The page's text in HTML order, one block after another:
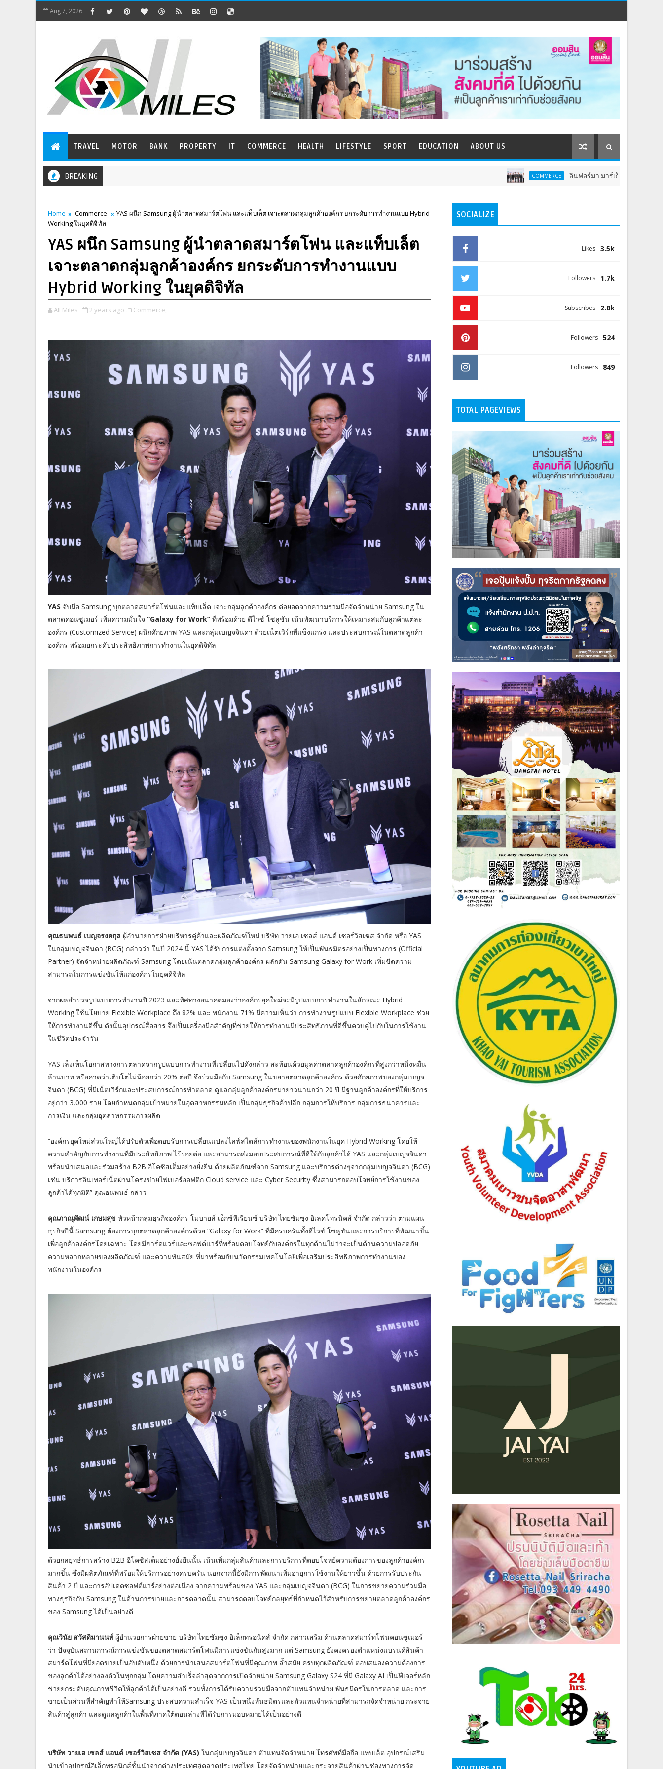
Aug 7, 2026
TRAVEL MOTOR BANK PROPERTY IT COMMERCE HEALTH LIFESTYLE SPORT EDUCATION ABOUT US
BREAKING COMMERCE อินฟอร์มา มาร์เก็ตส์ ผนึกเครือข่ายธุรกิจท่องเที่
Home Commerce
YAS ผนึก Samsung ผู้นำตลาดสมาร์ตโฟน และแท็บเล็ต เจาะตลาดกลุ่มลูกค้าองค์กร ยกระดับการทำงานแบบ Hybrid
Working ในยุคดิจิทัล
YAS ผนึก Samsung ผู้นำตลาดสมาร์ตโฟน และแท็บเล็ต
เจาะตลาดกลุ่มลูกค้าองค์กร ยกระดับการทำงานแบบ
Hybrid Working ในยุคดิจิทัล
All Miles 2 years ago Commerce,
YAS จับมือ Samsung บุกตลาดสมาร์ตโฟนและแท็บเล็ต เจาะกลุ่มลูกค้าองค์กร ต่อยอดจากความร่วมมือจัดจำหน่าย Samsung ใน
ตลาดคอนซูเมอร์ เพิ่มความมั่นใจ “Galaxy for Work” ที่พร้อมด้วย ดีไวซ์ โซลูชัน เน้นพัฒนาบริการให้เหมาะสมกับลูกค้าแต่ละ
องค์กร (Customized Service) ผนึกศักยภาพ YAS และกลุ่มเบญจจินดา ด้วยเน็ตเวิร์กที่แข็งแกร่ง และประสบการณ์ในตลาดลูกค้า
องค์กร พร้อมยกระดับประสิทธิภาพการทำงานในยุคดิจิทัล
คุณธนพนธ์ เบญจรงคกุล ผู้อำนวยการฝ่ายบริหารคู่ค้าและผลิตภัณฑ์ใหม่ บริษัท วายเอ เซลส์ แอนด์ เซอร์วิสเซส จำกัด หรือ YAS
ในกลุ่มเบญจจินดา (BCG) กล่าวว่า ในปี 2024 นี้ YAS ได้รับการแต่งตั้งจาก Samsung ให้เป็นพันธมิตรอย่างเป็นทางการ (Official
Partner) จัดจำหน่ายผลิตภัณฑ์ Samsung โดยเน้นตลาดกลุ่มลูกค้าองค์กร ผลักดัน Samsung Galaxy for Work เพิ่มขีดความ
สามารถในการแข่งขันให้แก่องค์กรในยุคดิจิทัล
จากผลสำรวจรูปแบบการทำงานปี 2023 และทิศทางอนาคตมองว่าองค์กรยุคใหม่จะมีรูปแบบการทำงานในลักษณะ Hybrid
Working ใช้นโยบาย Flexible Workplace ถึง 82% และ พนักงาน 71% มีความเห็นว่า การทำงานรูปแบบ Flexible Workplace ช่วย
ให้การทำงานดีขึ้น ดังนั้นอุปกรณ์สื่อสาร จึงเป็นเครื่องมือสำคัญที่ช่วยให้การทำงานมีประสิทธิภาพที่ดีขึ้นควบคู่ไปกับในการใช้งาน
ในชีวิตประจำวัน
YAS เล็งเห็นโอกาสทางการตลาดจากรูปแบบการทำงานที่เปลี่ยนไปดังกล่าว สะท้อนด้วยมูลค่าตลาดลูกค้าองค์กรที่สูงกว่าหนึ่งหมื่น
ล้านบาท หรือคาดว่าเติบโตไม่น้อยกว่า 20% ต่อปี จึงร่วมมือกับ Samsung ในขยายตลาดลูกค้าองค์กร ด้วยศักยภาพของกลุ่มเบญจ
จินดา (BCG) ที่มีเน็ตเวิร์กและประสบการณ์การทำตลาด ดูแลกลุ่มลูกค้าองค์กรมายาวนานกว่า 20 ปี มีฐานลูกค้าองค์กรที่ให้บริการ
อยู่กว่า 3,000 ราย โดยกำหนดกลุ่มเป้าหมายในอุตสาหกรรมหลัก เป็นกลุ่มธุรกิจค้าปลีก กลุ่มการให้บริการ กลุ่มการธนาคารและ
การเงิน และกลุ่มอุตสาหกรรมการผลิต
“องค์กรยุคใหม่ส่วนใหญ่ได้ปรับตัวเพื่อตอบรับการเปลี่ยนแปลงไลฟ์สไตล์การทำงานของพนักงานในยุค Hybrid Working โดยให้
ความสำคัญกับการทำงานที่มีประสิทธิภาพ ไร้รอยต่อ และสามารถส่งมอบประสบการณ์ที่ดีให้กับลูกค้าได้ YAS และกลุ่มเบญจจินดา
พร้อมนำเสนอและร่วมสร้าง B2B อีโคซิสเต็มอย่างยั่งยืน ด้วยผลิตภัณฑ์จาก Samsung และบริการต่างๆจากกลุ่มเบญจจินดา (BCG)
เช่น บริการอินเทอร์เน็ตผ่านโครงข่ายไฟเบอร์ออฟติก Cloud service และ Cyber Security ซึ่งสามารถตอบโจทย์การใช้งานของ
ลูกค้าได้ทุกมิติ” คุณธนพนธ์ กล่าว
คุณภาณุพัฒน์ เกษมสุข หัวหน้ากลุ่มธุรกิจองค์กร โมบายล์ เอ็กซ์พีเรียนซ์ บริษัท ไทยซัมซุง อิเลคโทรนิคส์ จำกัด กล่าวว่า ตามแผน
ธุรกิจปีนี้ Samsung ต้องการบุกตลาดลูกค้าองค์กรด้วย “Galaxy for Work” ที่มีครบครันทั้งดีไวซ์ โซลูชันและการบริการที่พัฒนาขึ้น
เพื่อลูกค้าองค์กรโดยเฉพาะ โดยมีฮาร์ดแวร์และซอฟต์แวร์ที่พร้อมตอบโจทย์กับองค์กรในทุกด้านไม่ว่าจะเป็นด้านความปลอดภัย
ความหลากหลายของผลิตภัณฑ์ และความทันสมัย ที่มาพร้อมกับนวัตกรรมเทคโนโลยีเพื่อเสริมประสิทธิภาพการทำงานของ
พนักงานในองค์กร
ด้วยกลยุทธ์การสร้าง B2B อีโคซิสเต็มอย่างยั่งยืนนั้น เน้นเพิ่มกลุ่มสินค้าและการบริการที่ตอบโจทย์ความต้องการของลูกค้าองค์กร
มากขึ้น ซึ่งมีผลิตภัณฑ์ที่พร้อมให้บริการอย่างครบครัน นอกจากนี้ยังมีการพัฒนาเพิ่มอายุการใช้งานให้ยาวขึ้น ด้วยการรับประกัน
สินค้า 2 ปี และการอัปเดตซอฟต์แวร์อย่างต่อเนื่อง จากความพร้อมของ YAS และกลุ่มเบญจจินดา (BCG) ในการขยายความร่วมมือ
ทางธุรกิจกับ Samsung ในด้านการขายและการตลาดนั้น สามารถตอบโจทย์กลยุทธ์ที่กำหนดไว้สำหรับการขยายตลาดลูกค้าองค์กร
ของ Samsung ได้เป็นอย่างดี
คุณวินัย สวัสดิมานนท์ ผู้อำนวยการฝ่ายขาย บริษัท ไทยซัมซุง อิเล็กทรอนิคส์ จำกัด กล่าวเสริม ด้านตลาดสมาร์ทโฟนคอนซูเมอร์
ว่า ปัจจุบันสถานการณ์การแข่งขันของตลาดสมาร์ตโฟนมีการแข่งขันกันสูงมาก แต่ Samsung ยังคงครองตำแหน่งแบรนด์สินค้า
สมาร์ตโฟนที่มียอดขายเป็นอับดับหนึ่ง ด้วยการนำเสนอสมาร์ตโฟนที่มีคุณภาพ ล้ำสมัย ครบทุกผลิตภัณฑ์ ตอบสนองความต้องการ
ของลูกค้าได้อย่างลงตัวในทุกกลุ่ม โดยความสำเร็จล่าสุดจากการเปิดจำหน่าย Samsung Galaxy S24 ที่มี Galaxy AI เป็นฟีเจอร์หลัก
ช่วยยกระดับคุณภาพชีวิตให้ลูกค้าได้เป็นอย่างดี รวมทั้งการได้รับความร่วมมือจากตัวแทนจำหน่าย พันธมิตรในการตลาด และการ
ขายเป็นส่วนที่สำคัญทำให้Samsung ประสบความสำเร็จ YAS เป็นหนึ่งพันธมิตรและตัวแทนจำหน่ายที่สามารถจัดจำหน่าย กระจาย
สินค้าสู่ลูกค้า และดูแลลูกค้าในพื้นที่ภาคใต้ตอนล่างที่ได้รับการมอบหมายได้เป็นอย่างดี
บริษัท วายเอ เซลส์ แอนด์ เซอร์วิสเซส จำกัด (YAS) ในกลุ่มเบญจจินดา ตัวแทนจัดจำหน่าย โทรศัพท์มือถือ แทบเล็ต อุปกรณ์เสริม
นำเข้าอุปกรณ์อิเล็กทรอนิกส์ชั้นนำจากต่างประเทศสู่ตลาดประเทศไทย โดยจัดจำหน่ายและกระจายสินค้าผ่านช่องทางการจัด
SOCIALIZE
3.5k
Likes
1.7k
Followers
2.8k
Subscribes
524
Followers
849
Followers
TOTAL PAGEVIEWS